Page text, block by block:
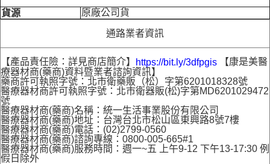
貨源 原廠公司貨
通路業者資訊
【產品責任險：詳見商店簡介】 https://bit.ly/3dfpgis 【康是美醫
療器材商(藥商)資料暨業者諮詢資訊】
藥商許可執照字號：北市衛藥販（松）字第6201018328號
醫療器材商許可執照字號：北市衛器販(松)字第MD6201029472
號
醫療器材商(藥商)名稱：統一生活事業股份有限公司
醫療器材商(藥商)地址：台灣台北市松山區東興路8號7樓
醫療器材商(藥商)電話：(02)2799-0560
醫療器材商(藥商)諮詢專線：0800-005-665#1
醫療器材商(藥商)服務時間：週一~五 上午9-12 下午13-17:30 例
假日除外